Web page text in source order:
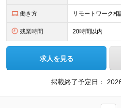
働き方 リモートワーク相
残業時間 20時間以内
求人を見る
掲載終了予定日：